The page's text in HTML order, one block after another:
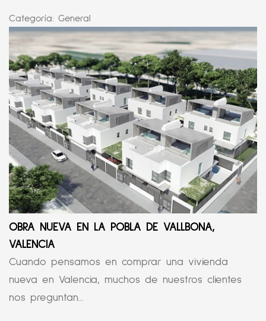
Categoría: General
OBRA NUEVA EN LA POBLA DE VALLBONA,
VALENCIA
Cuando pensamos en comprar una vivienda
nueva en Valencia, muchos de nuestros clientes
nos preguntan...